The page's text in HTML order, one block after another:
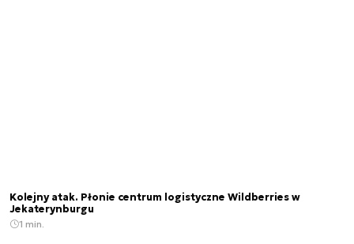
Kolejny atak. Płonie centrum logistyczne Wildberries w
Jekaterynburgu
1 min.